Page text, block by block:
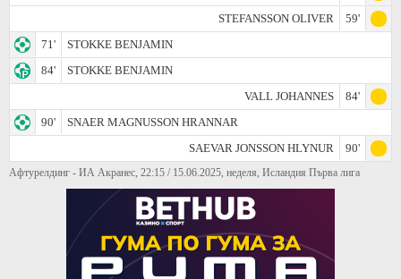
STEFANSSON OLIVER
59'
71'
STOKKE BENJAMIN
84'
STOKKE BENJAMIN
VALL JOHANNES
84'
90'
SNAER MAGNUSSON HRANNAR
SAEVAR JONSSON HLYNUR
90'
Афтурелдинг - ИА Акранес, 22:15 / 15.06.2025, неделя, Исландия Първа лига